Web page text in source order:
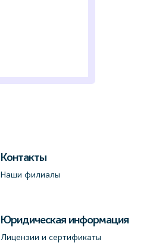
Контакты
Наши филиалы
Юридическая информация
Лицензии и сертификаты